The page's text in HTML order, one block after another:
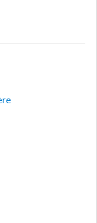
avec les
les gestionnaires